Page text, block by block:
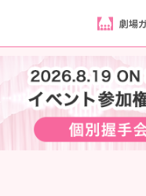
劇場